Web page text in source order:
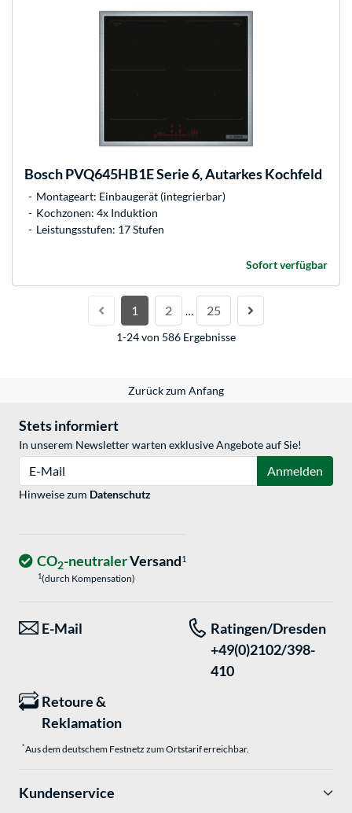
BoschPVQ645HB1E Serie 6, Autarkes Kochfeld
Montageart: Einbaugerät (integrierbar)
Kochzonen: 4x Induktion
Leistungsstufen: 17 Stufen
Sofort verfügbar
1 2 … 25
1-24 von 586 Ergebnisse
Zurück zum Anfang
Stets informiert
In unserem Newsletter warten exklusive Angebote auf Sie!
Anmelden
Hinweise zum Datenschutz
CO2-neutralerVersand1
1(durch Kompensation)
E-Mail
Ratingen/Dresden
+49(0)2102/398-
410
Retoure &
Reklamation
*Aus dem deutschem Festnetz zum Ortstarif erreichbar.
Kundenservice